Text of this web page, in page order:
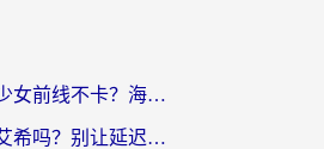
怎么在国外玩少女前线不卡？海外党亲测的国服游戏加速指南
在国外还能打艾希吗？别让延迟毁了你的游戏体验——海外党国服游戏加速全攻略